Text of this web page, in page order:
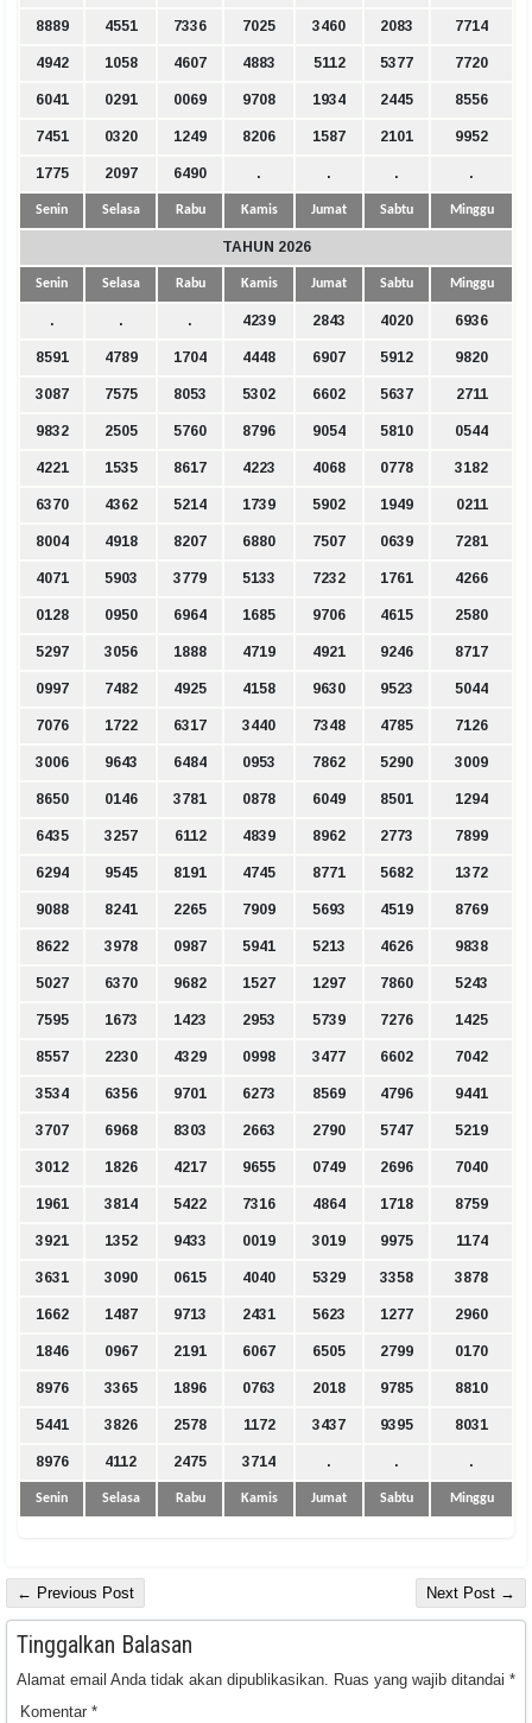
8889 4551 7336 7025 3460 2083 7714
4942 1058 4607 4883 5112 5377 7720
6041 0291 0069 9708 1934 2445 8556
7451 0320 1249 8206 1587 2101 9952
1775 2097 6490 . . . .
Senin Selasa Rabu Kamis Jumat Sabtu Minggu
TAHUN 2026
Senin Selasa Rabu Kamis Jumat Sabtu Minggu
. . . 4239 2843 4020 6936
8591 4789 1704 4448 6907 5912 9820
3087 7575 8053 5302 6602 5637 2711
9832 2505 5760 8796 9054 5810 0544
4221 1535 8617 4223 4068 0778 3182
6370 4362 5214 1739 5902 1949 0211
8004 4918 8207 6880 7507 0639 7281
4071 5903 3779 5133 7232 1761 4266
0128 0950 6964 1685 9706 4615 2580
5297 3056 1888 4719 4921 9246 8717
0997 7482 4925 4158 9630 9523 5044
7076 1722 6317 3440 7348 4785 7126
3006 9643 6484 0953 7862 5290 3009
8650 0146 3781 0878 6049 8501 1294
6435 3257 6112 4839 8962 2773 7899
6294 9545 8191 4745 8771 5682 1372
9088 8241 2265 7909 5693 4519 8769
8622 3978 0987 5941 5213 4626 9838
5027 6370 9682 1527 1297 7860 5243
7595 1673 1423 2953 5739 7276 1425
8557 2230 4329 0998 3477 6602 7042
3534 6356 9701 6273 8569 4796 9441
3707 6968 8303 2663 2790 5747 5219
3012 1826 4217 9655 0749 2696 7040
1961 3814 5422 7316 4864 1718 8759
3921 1352 9433 0019 3019 9975 1174
3631 3090 0615 4040 5329 3358 3878
1662 1487 9713 2431 5623 1277 2960
1846 0967 2191 6067 6505 2799 0170
8976 3365 1896 0763 2018 9785 8810
5441 3826 2578 1172 3437 9395 8031
8976 4112 2475 3714 . . .
Senin Selasa Rabu Kamis Jumat Sabtu Minggu
← Previous Post Next Post →
Tinggalkan Balasan
Alamat email Anda tidak akan dipublikasikan. Ruas yang wajib ditandai *
Komentar *